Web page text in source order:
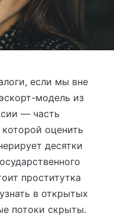
если мы вне
модель из
— часть
оценить
десятки
проститутка
в открытых
потоки скрыты.